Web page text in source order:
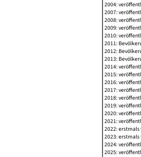
2004:
2007:
2008:
2009:
2010:
2011:
2012:
2013:
2014:
2015:
2016:
2017:
2018:
2019:
2020:
2021:
2022:
2023:
2024:
2025: